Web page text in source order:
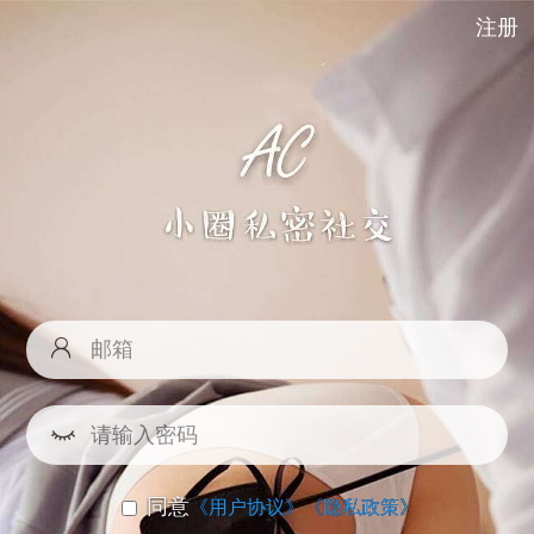
注册
同意《用户协议》《隐私政策》